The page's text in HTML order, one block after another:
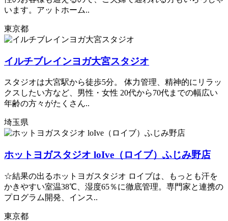
います。アットホーム..
東京都
イルチブレインヨガ大宮スタジオ
スタジオは大宮駅から徒歩5分。 体力管理、精神的にリラッ
クスしたい方など、男性・女性 20代から70代までの幅広い
年齢の方々がたくさん..
埼玉県
ホットヨガスタジオ loIve（ロイブ）ふじみ野店
☆結果の出るホットヨガスタジオ ロイブは、もっとも汗を
かきやすい室温38℃、湿度65％に徹底管理。専門家と連携の
プログラム開発、インス..
東京都